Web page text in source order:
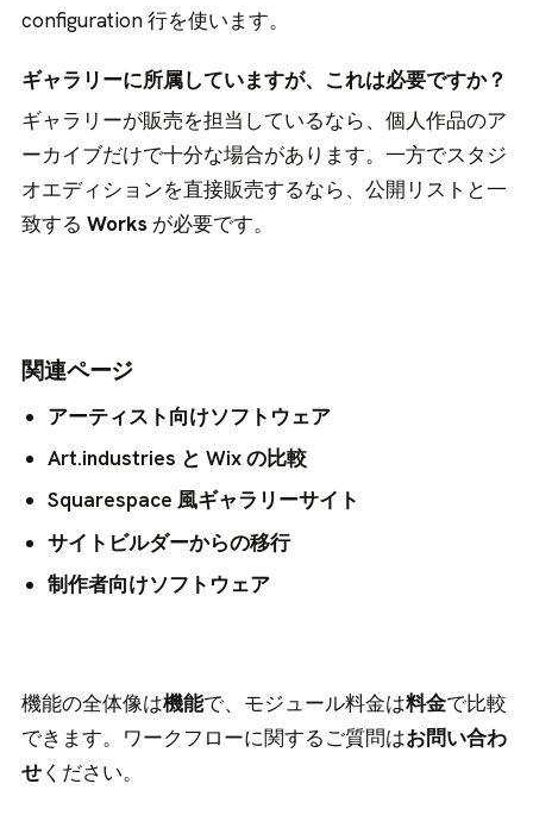
configuration 行を使います。
ギャラリーに所属していますが、これは必要ですか？
ギャラリーが販売を担当しているなら、個人作品のア
ーカイブだけで十分な場合があります。一方でスタジ
オエディションを直接販売するなら、公開リストと一
致するWorks が必要です。
関連ページ
アーティスト向けソフトウェア
Art.industries と Wix の比較
Squarespace 風ギャラリーサイト
サイトビルダーからの移行
制作者向けソフトウェア
機能の全体像は機能で、モジュール料金は料金で比較
できます。ワークフローに関するご質問はお問い合わ
せください。